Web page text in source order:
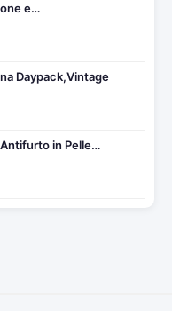
e…
Daypack,Vintage
Antifurto in Pelle…